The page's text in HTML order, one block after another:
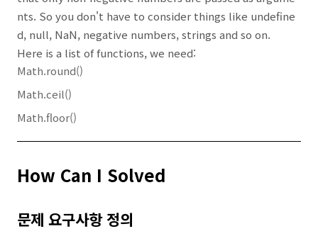
nts. So you don't have to consider things like undefine
d, null, NaN, negative numbers, strings and so on.
Here is a list of functions, we need:
Math.round()
Math.ceil()
Math.floor()
How Can I Solved
문제 요구사항 정의